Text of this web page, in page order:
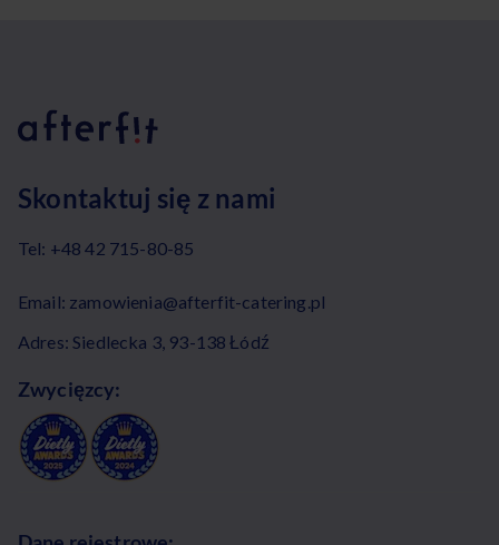
Skontaktuj się z nami
Tel: +48 42 715-80-85
Email: zamowienia@afterfit-catering.pl
Adres: Siedlecka 3, 93-138 Łódź
Zwycięzcy: